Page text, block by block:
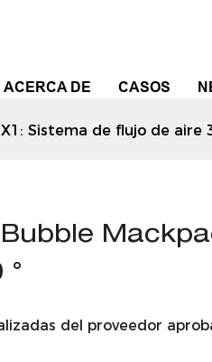
ACERCA DE CASOS
Sistema de flujo de aire
​​°
del proveedor